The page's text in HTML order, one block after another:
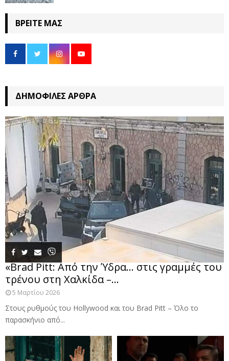
ΒΡΕΊΤΕ ΜΑΣ
ΔΗΜΟΦΙΛΈΣ ΆΡΘΡΑ
«Brad Pitt: Από την Ύδρα… στις γραμμές του
τρένου στη Χαλκίδα –...
5 Μαρτίου 2026
Στους ρυθμούς του Hollywood και του Brad Pitt – Όλο το
παρασκήνιο από...